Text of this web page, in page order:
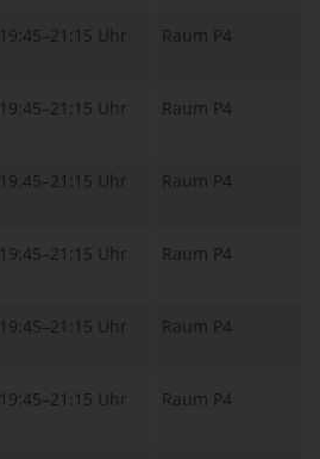
19:45–21:15 Uhr Raum P4
19:45–21:15 Uhr Raum P4
19:45–21:15 Uhr Raum P4
19:45–21:15 Uhr Raum P4
19:45–21:15 Uhr Raum P4
19:45–21:15 Uhr Raum P4